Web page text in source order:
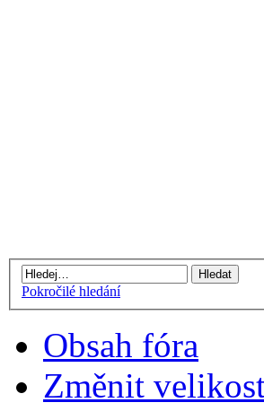
Pokročilé hledání
Obsah fóra
Změnit